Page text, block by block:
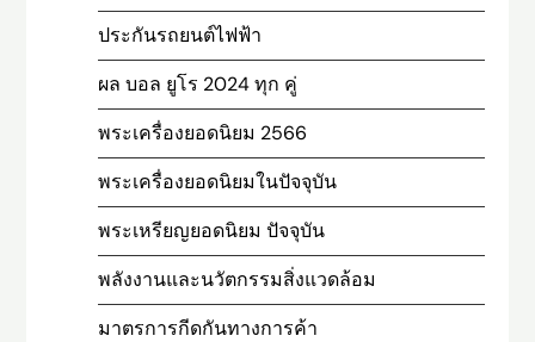
ประกันรถยนต์ไฟฟ้า
ผล บอล ยูโร 2024 ทุก คู่
พระเครื่องยอดนิยม 2566
พระเครื่องยอดนิยมในปัจจุบัน
พระเหรียญยอดนิยม ปัจจุบัน
พลังงานและนวัตกรรมสิ่งแวดล้อม
มาตรการกีดกันทางการค้า